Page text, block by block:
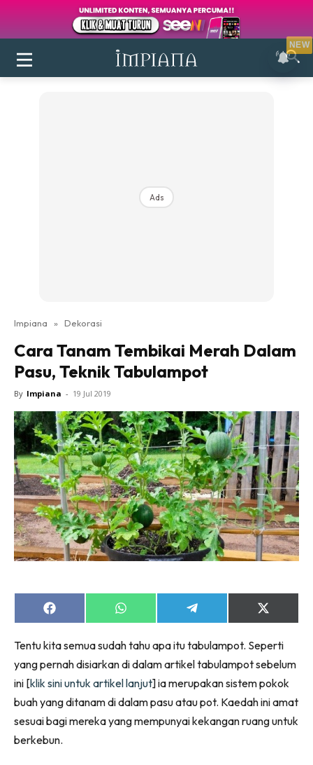
Login|Register
Ruang Makan
Ruang Tamu
Direktori
Interior Design
Landskap
DIY
Bilik Air
Bilik Tidur
Dapur
Ruang Makan
Make Over
Bilik Tidur
Ruang Tamu
Menarik Lagi
Impiana Makeover
Ads
Impiana » Dekorasi
Cara Tanam Tembikai Merah Dalam
Pasu, Teknik Tabulampot
By Impiana - 19 Jul 2019
Share
on
Share
on
Share
on
Share
on
(Twitter)
Tentu kita semua sudah tahu apa itu tabulampot. Seperti
yang pernah disiarkan di dalam artikel tabulampot sebelum
ini [klik sini untuk artikel lanjut] ia merupakan sistem pokok
buah yang ditanam di dalam pasu atau pot. Kaedah ini amat
sesuai bagi mereka yang mempunyai kekangan ruang untuk
berkebun.
NEW